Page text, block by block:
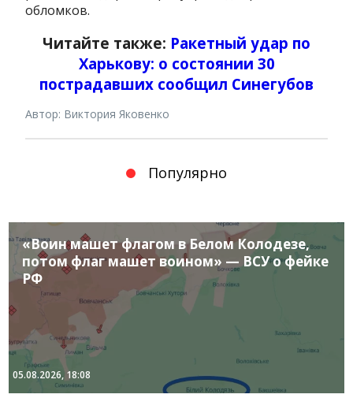
обломков.
Читайте также: Ракетный удар по
Харькову: о состоянии 30
пострадавших сообщил Синегубов
Автор: Виктория Яковенко
Популярно
«Воин машет флагом в Белом Колодезе,
потом флаг машет воином» — ВСУ о фейке
РФ
05.08.2026, 18:08